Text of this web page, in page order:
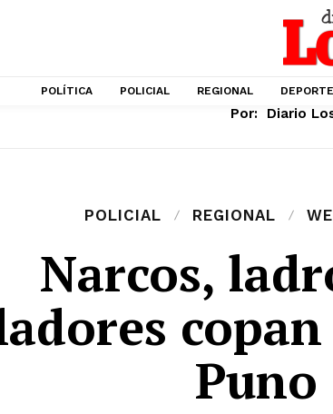
POLÍTICA POLICIAL REGIONAL
Por: Diario
POLICIAL REGIONAL
Narcos,
copan
Puno